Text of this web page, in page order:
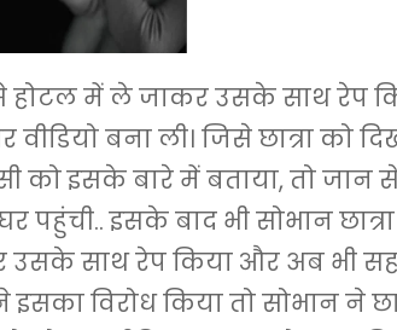
होटल में ले जाकर उसके साथ रेप
बना ली। जिसे छात्रा को
को इसके बारे में बताया, तो जान से
पहुंची.. इसके बाद भी सोभान
उसके साथ रेप किया और अब भी
इसका विरोध किया तो सोभान ने